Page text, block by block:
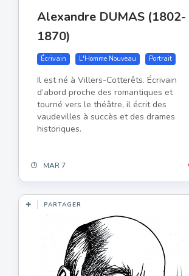
Alexandre DUMAS (1802-
1870)
Écrivain L'Homme Nouveau Portrait
Il est né à Villers-Cotterêts. Écrivain
d’abord proche des romantiques et
tourné vers le théâtre, il écrit des
vaudevilles à succès et des drames
historiques.
MAR 7
PARTAGER